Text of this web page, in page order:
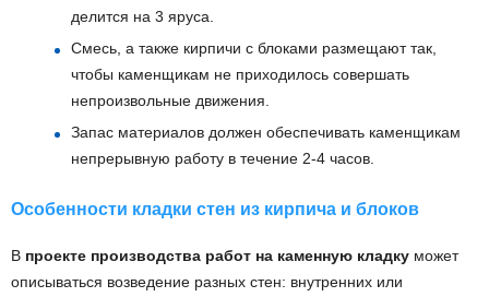
Здесь показаны только основные разделы. Полный документ,
включая все разделы и подробности, вы можете скачать по
делится на 3 яруса.
Смесь, а также кирпичи с блоками размещают так,
чтобы каменщикам не приходилось совершать
непроизвольные движения.
Запас материалов должен обеспечивать каменщикам
непрерывную работу в течение 2-4 часов.
Особенности кладки стен из кирпича и блоков
В проекте производства работ на каменную кладку может
описываться возведение разных стен: внутренних или